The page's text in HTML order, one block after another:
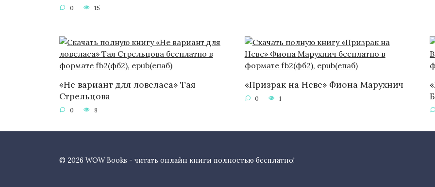
0 15
«Не вариант для ловеласа» Тая
Стрельцова
0 8
«Призрак на Неве» Фиона Марухнич
0 1
© 2026 WOW Books - читать онлайн книги полностью бесплатно!